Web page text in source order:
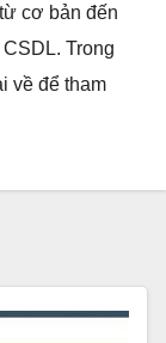
cơ bản đến
Trong
về để tham